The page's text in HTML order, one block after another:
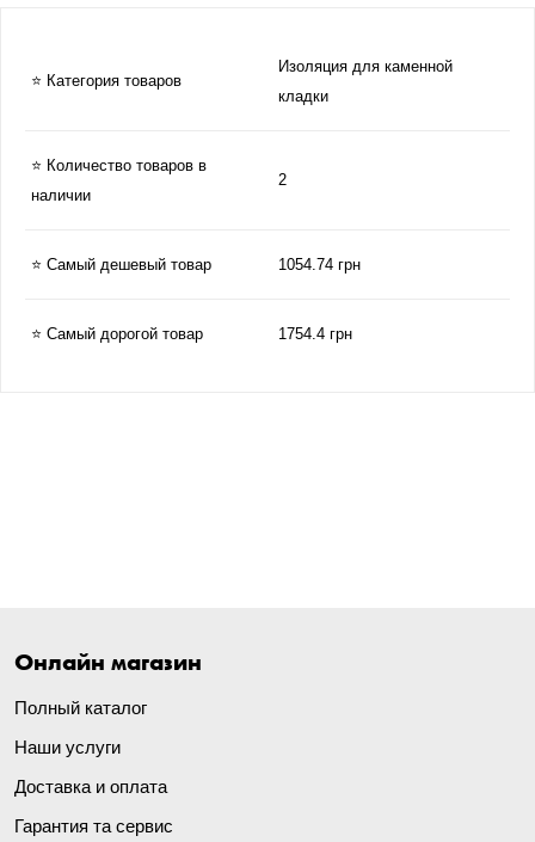
⭐ Категория товаров
Изоляция для каменной
кладки
⭐ Количество товаров в
наличии
2
⭐ Самый дешевый товар 1054.74 грн
⭐ Самый дорогой товар 1754.4 грн
Онлайн магазин
Полный каталог
Наши услуги
Доставка и оплата
Гарантия та сервис